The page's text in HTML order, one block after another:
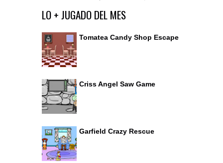
Ir al editor de comentarios
LO + JUGADO DEL MES
Tomatea Candy Shop Escape
Criss Angel Saw Game
Garfield Crazy Rescue